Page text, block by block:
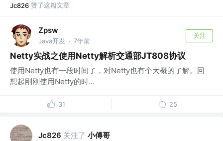
Jc826 赞了这篇文章
Zpsw
Java开发 · 7年前
关注
Netty实战之使用Netty解析交通部JT808协议
使用Netty也有一段时间了，对Netty也有个大概的了解。回
想起刚刚使用Netty的时...
31 25
Jc826 关注了 小傅哥